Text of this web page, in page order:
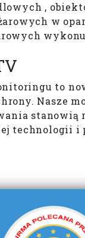
,
w
to
Nasze
technologii i